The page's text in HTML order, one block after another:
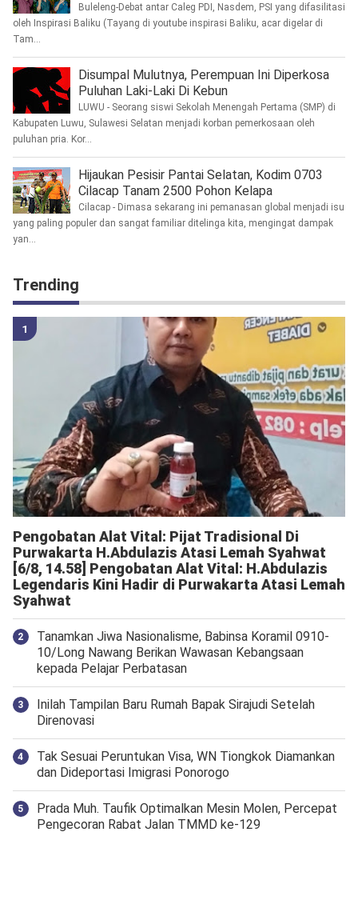
Buleleng-Debat antar Caleg PDI, Nasdem, PSI yang difasilitasi
oleh Inspirasi Baliku (Tayang di youtube inspirasi Baliku, acar digelar di
Tam...
Disumpal Mulutnya, Perempuan Ini Diperkosa
Puluhan Laki-Laki Di Kebun
LUWU - Seorang siswi Sekolah Menengah Pertama (SMP) di
Kabupaten Luwu, Sulawesi Selatan menjadi korban pemerkosaan oleh
puluhan pria. Kor...
Hijaukan Pesisir Pantai Selatan, Kodim 0703
Cilacap Tanam 2500 Pohon Kelapa
Cilacap - Dimasa sekarang ini pemanasan global menjadi isu
yang paling populer dan sangat familiar ditelinga kita, mengingat dampak
yan...
Trending
Pengobatan Alat Vital: Pijat Tradisional Di
Purwakarta H.Abdulazis Atasi Lemah Syahwat
[6/8, 14.58] Pengobatan Alat Vital: H.Abdulazis
Legendaris Kini Hadir di Purwakarta Atasi Lemah
Syahwat
Tanamkan Jiwa Nasionalisme, Babinsa Koramil 0910-
10/Long Nawang Berikan Wawasan Kebangsaan
kepada Pelajar Perbatasan
Inilah Tampilan Baru Rumah Bapak Sirajudi Setelah
Direnovasi
Tak Sesuai Peruntukan Visa, WN Tiongkok Diamankan
dan Dideportasi Imigrasi Ponorogo
Prada Muh. Taufik Optimalkan Mesin Molen, Percepat
Pengecoran Rabat Jalan TMMD ke-129